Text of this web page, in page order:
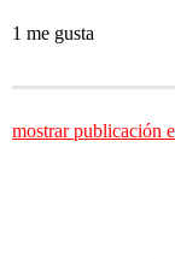
1 me gusta
mostrar publicación